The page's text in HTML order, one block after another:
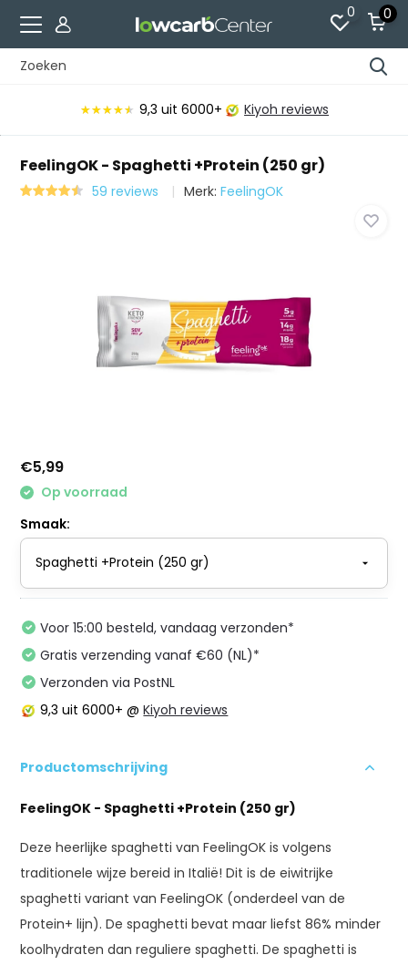
0 0
★★★★★
★★★★★ 9,3 uit 6000+ Kiyoh reviews
FeelingOK - Spaghetti +Protein (250 gr)
59 reviews Merk:FeelingOK
€5,99
Op voorraad
Smaak:
Voor 15:00 besteld, vandaag verzonden*
Gratis verzending vanaf €60 (NL)*
Verzonden via PostNL
9,3 uit 6000+ @Kiyoh reviews
Productomschrijving
FeelingOK - Spaghetti +Protein (250 gr)
Deze heerlijke spaghetti van FeelingOK is volgens
traditionele wijze bereid in Italië! Dit is de eiwitrijke
spaghetti variant van FeelingOK (onderdeel van de
Protein+ lijn). De spaghetti bevat maar liefst 86% minder
koolhydraten dan reguliere spaghetti. De spaghetti is